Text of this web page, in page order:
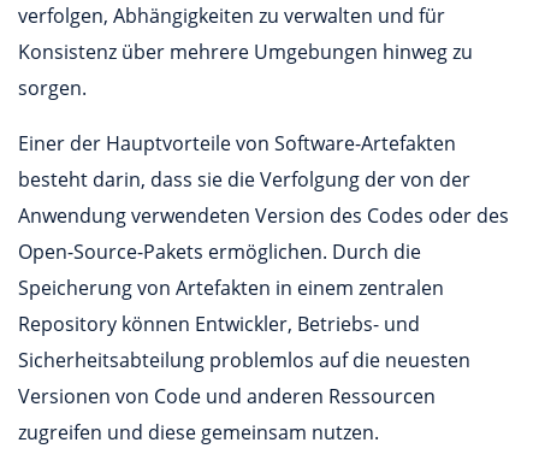
verfolgen, Abhängigkeiten zu verwalten und für
Konsistenz über mehrere Umgebungen hinweg zu
sorgen.
Einer der Hauptvorteile von Software-Artefakten
besteht darin, dass sie die Verfolgung der von der
Anwendung verwendeten Version des Codes oder des
Open-Source-Pakets ermöglichen. Durch die
Speicherung von Artefakten in einem zentralen
Repository können Entwickler, Betriebs- und
Sicherheitsabteilung problemlos auf die neuesten
Versionen von Code und anderen Ressourcen
zugreifen und diese gemeinsam nutzen.